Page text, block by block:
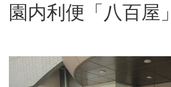
園内利便「八百屋」